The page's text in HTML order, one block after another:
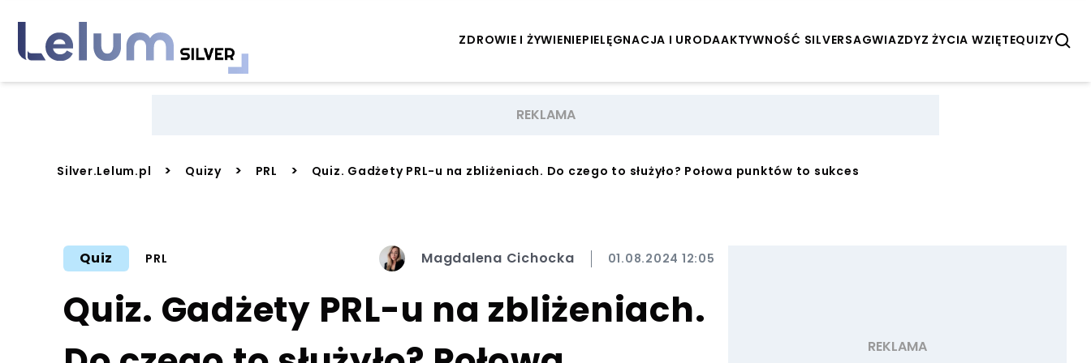
ZDROWIE I ŻYWIENIEPIELĘGNACJA I URODAAKTYWNOŚĆ SILVERSAGWIAZDYZ ŻYCIA WZIĘTEQUIZY
Silver.Lelum.pl > Quizy > PRL > Quiz. Gadżety PRL-u na zbliżeniach. Do czego to służyło? Połowa punktów to sukces
Quiz PRL Magdalena Cichocka 01.08.2024 12:05
Quiz. Gadżety PRL-u na zbliżeniach.